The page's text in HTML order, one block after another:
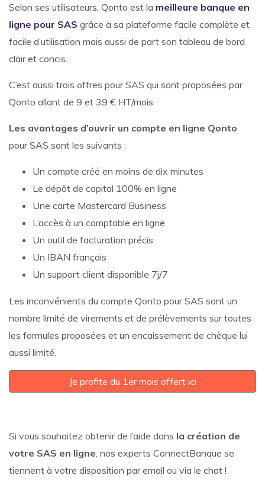
Selon ses utilisateurs, Qonto est la meilleure banque en
ligne pour SAS grâce à sa plateforme facile complète et
facile d’utilisation mais aussi de part son tableau de bord
clair et concis.
C’est aussi trois offres pour SAS qui sont proposées par
Qonto allant de 9 et 39 € HT/mois
Les avantages d’ouvrir un compte en ligne Qonto
pour SAS sont les suivants :
Un compte créé en moins de dix minutes
Le dépôt de capital 100% en ligne
Une carte Mastercard Business
L’accès à un comptable en ligne
Un outil de facturation précis
Un IBAN français
Un support client disponible 7j/7
Les inconvénients du compte Qonto pour SAS sont un
nombre limité de virements et de prélèvements sur toutes
les formules proposées et un encaissement de chèque lui
aussi limité.
Je profite du 1er mois offert ici
Si vous souhaitez obtenir de l’aide dans la création de
votre SAS en ligne , nos experts ConnectBanque se
tiennent à votre disposition par email ou via le chat !